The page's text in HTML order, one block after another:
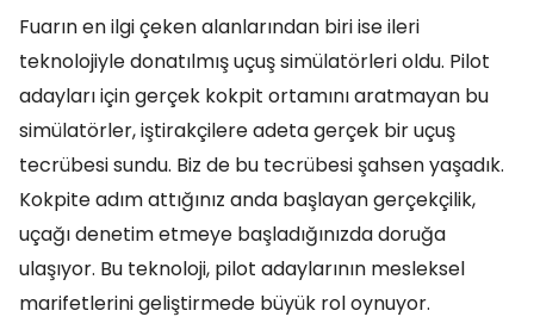
Fuarın en ilgi çeken alanlarından biri ise ileri
teknolojiyle donatılmış uçuş simülatörleri oldu. Pilot
adayları için gerçek kokpit ortamını aratmayan bu
simülatörler, iştirakçilere adeta gerçek bir uçuş
tecrübesi sundu. Biz de bu tecrübesi şahsen yaşadık.
Kokpite adım attığınız anda başlayan gerçekçilik,
uçağı denetim etmeye başladığınızda doruğa
ulaşıyor. Bu teknoloji, pilot adaylarının mesleksel
marifetlerini geliştirmede büyük rol oynuyor.